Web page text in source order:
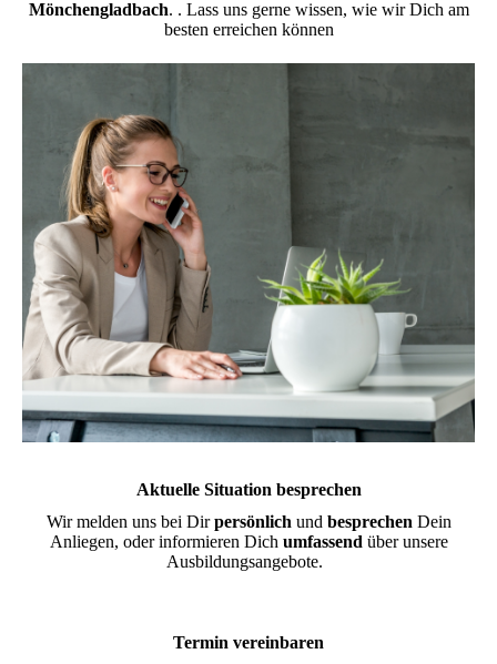
Mönchengladbach. . Lass uns gerne wissen, wie wir Dich am
besten erreichen können
Aktuelle Situation besprechen
Wir melden uns bei Dirpersönlich und besprechen Dein
Anliegen, oder informieren Dich umfassend über unsere
Ausbildungsangebote.
Termin vereinbaren